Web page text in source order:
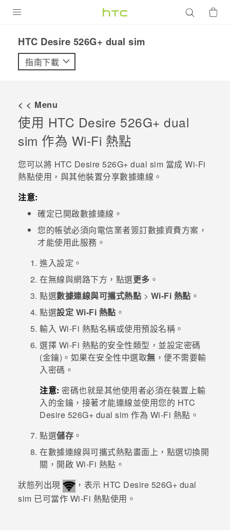
VIVE
配件
VIVERSE
優惠專區
焦點訊息
校園專案
企業採購
銷售門市
VIVELAND
HTC Desire 526G+ dual sim‎
指南下載
< < Menu
使用 HTC Desire 526G+ dual
sim 作為 Wi-Fi 熱點
您可以將 HTC Desire 526G+ dual sim 當成 Wi-Fi
熱點使用，與其他裝置分享數據連線。
注意:
確定已開啟數據連線。
您的帳號必須向電信業者簽訂數據資費方案，
才能使用此服務。
進入設定 。
在無線與網路下方，點選更多 。
點選數據連線與可攜式熱點 > Wi-Fi 熱點 。
點選設定 Wi-Fi 熱點 。
輸入 Wi-Fi 熱點名稱或使用預設名稱。
選擇 Wi-Fi 熱點的安全性類型，並設定密碼
(金鑰)。如果在安全性中選取無 ，便不需要輸
入密碼。
注意: 密碼也就是其他使用者必須在裝置上輸
入的金鑰，接著才能連線並使用您的 HTC
Desire 526G+ dual sim 作為 Wi-Fi 熱點。
點選儲存 。
在數據連線與可攜式熱點畫面上，點選切換開
關，開啟 Wi-Fi 熱點。
狀態列出現
，表示 HTC Desire 526G+ dual
sim 已可當作 Wi-Fi 熱點使用。